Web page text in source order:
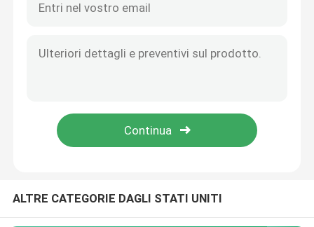
ALTRE CATEGORIE DAGLI STATI UNITI